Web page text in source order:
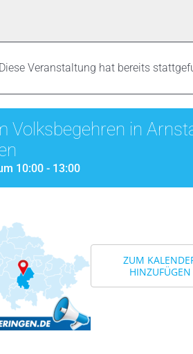
Diese Veranstaltung hat bereits
Volksbegehren in
10:00 - 13:00
ZUM
HINZUFÜGEN